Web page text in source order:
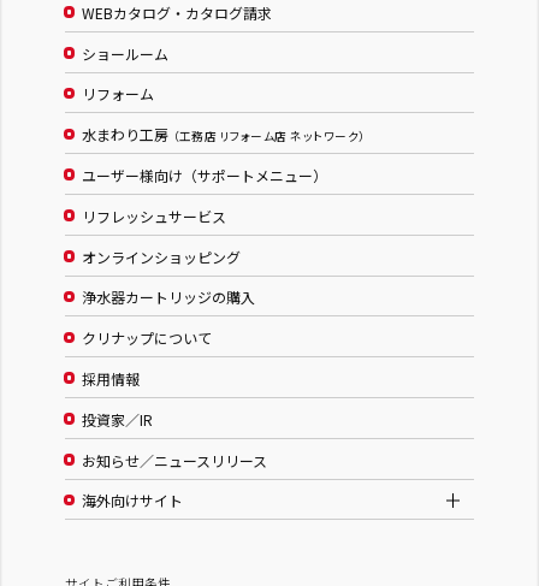
WEBカタログ・カタログ請求
ショールーム
リフォーム
水まわり工房 （工務店 リフォーム店 ネットワーク）
ユーザー様向け（サポートメニュー）
リフレッシュサービス
オンラインショッピング
浄水器カートリッジの購入
クリナップについて
採用情報
投資家／IR
お知らせ／ニュースリリース
海外向けサイト